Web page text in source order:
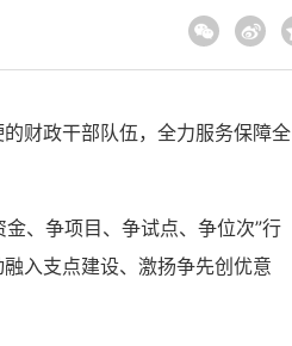
财政干部队伍，全力服务保障全
、争项目、争试点、争位次”行
入支点建设、激扬争先创优意